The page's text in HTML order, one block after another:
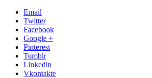
Email
Twitter
Facebook
Google +
Pinterest
Tumblr
Linkedin
Vkontakte